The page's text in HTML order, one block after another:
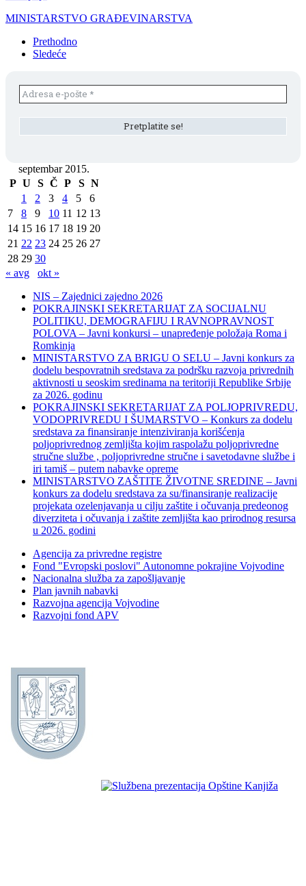
MINISTARSTVO GRAĐEVINARSTVA
Prethodno
Sledeće
septembar 2015.
P U S Č P S N
1
2 3 4 5
6
7
8 9 10 11 12 13
14 15 16 17 18 19 20
21 22 23 24 25 26 27
28 29 30
« avg
okt »
NIS – Zajednici zajedno 2026
POKRAJINSKI SEKRETARIJAT ZA SOCIJALNU
POLITIKU, DEMOGRAFIJU I RAVNOPRAVNOST
POLOVA – Javni konkursi – unapređenje položaja Roma i
Romkinja
MINISTARSTVO ZA BRIGU O SELU – Javni konkurs za
dodelu bespovratnih sredstava za podršku razvoja privrednih
aktivnosti u seoskim sredinama na teritoriji Republike Srbije
za 2026. godinu
POKRAJINSKI SEKRETARIJAT ZA POLJOPRIVREDU,
VODOPRIVREDU I ŠUMARSTVO – Konkurs za dodelu
sredstava za finansiranje intenziviranja korišćenja
poljoprivrednog zemljišta kojim raspolažu poljoprivredne
stručne službe , poljoprivredne stručne i savetodavne službe i
iri tamiš ‒ putem nabavke opreme
MINISTARSTVO ZAŠTITE ŽIVOTNE SREDINE – Javni
konkurs za dodelu sredstava za su/finansiranje realizacije
projekata ozelenjavanja u cilju zaštite i očuvanja predeonog
diverziteta i očuvanja i zaštite zemljišta kao prirodnog resursa
u 2026. godini
Agencija za privredne registre
Fond "Evropski poslovi" Autonomne pokrajine Vojvodine
Nacionalna služba za zapošljavanje
Plan javnih nabavki
Razvojna agencija Vojvodine
Razvojni fond APV